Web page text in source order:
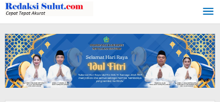
Lewati
ke
konten